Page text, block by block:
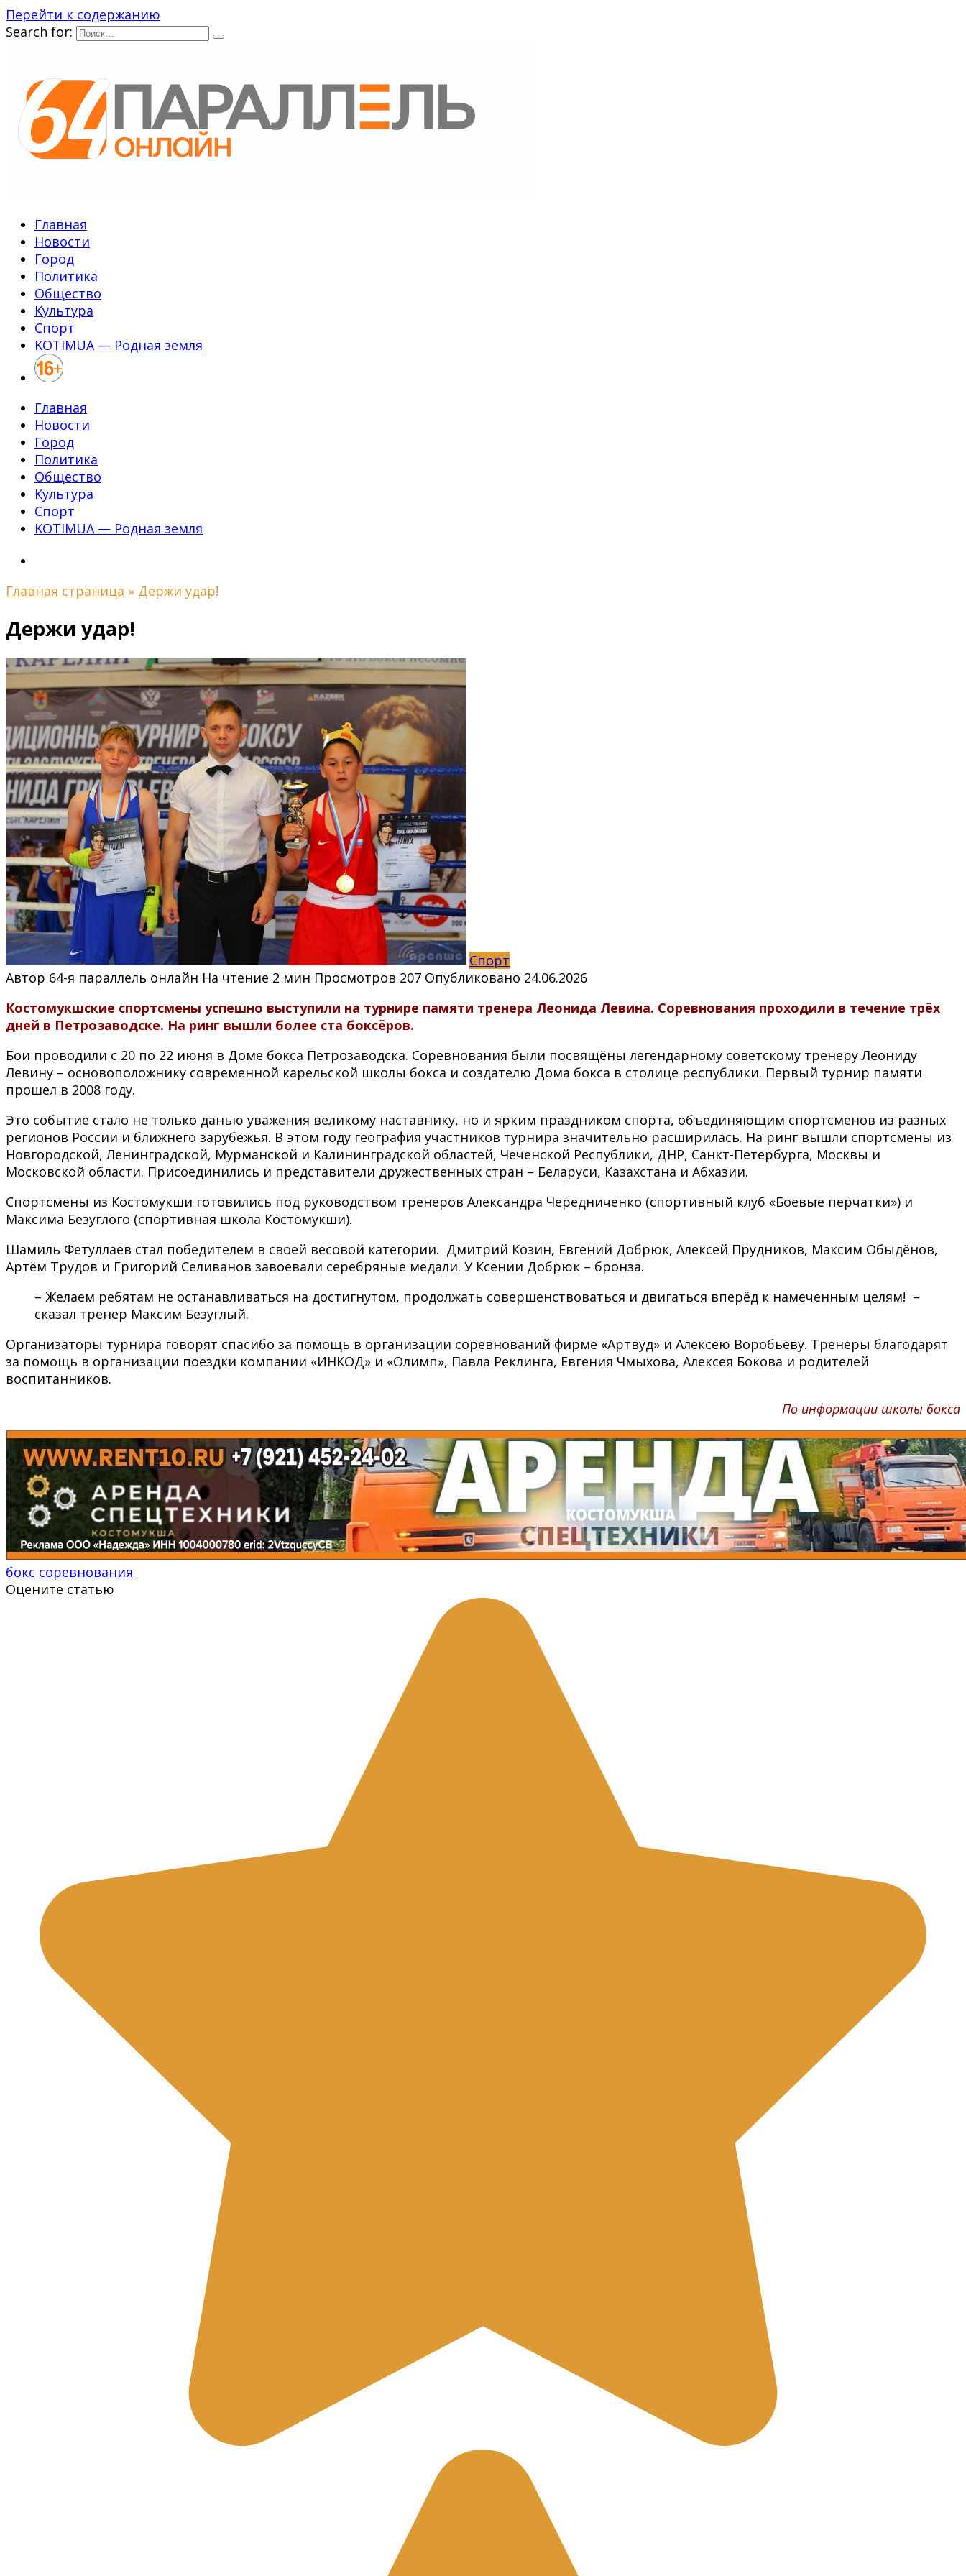
Перейти к содержанию
Search for:
Главная
Новости
Город
Политика
Общество
Культура
Спорт
KOTIMUA — Родная земля
Главная
Новости
Город
Политика
Общество
Культура
Спорт
KOTIMUA — Родная земля
Главная страница » Держи удар!
Держи удар!
Спорт
Автор 64-я параллель онлайн На чтение 2 мин Просмотров 207 Опубликовано 24.06.2026
Костомукшские спортсмены успешно выступили на турнире памяти тренера Леонида Левина. Соревнования проходили в течение трёх
дней в Петрозаводске. На ринг вышли более ста боксёров.
Бои проводили с 20 по 22 июня в Доме бокса Петрозаводска. Соревнования были посвящёны легендарному советскому тренеру Леониду
Левину – основоположнику современной карельской школы бокса и создателю Дома бокса в столице республики. Первый турнир памяти
прошел в 2008 году.
Это событие стало не только данью уважения великому наставнику, но и ярким праздником спорта, объединяющим спортсменов из разных
регионов России и ближнего зарубежья. В этом году география участников турнира значительно расширилась. На ринг вышли спортсмены из
Новгородской, Ленинградской, Мурманской и Калининградской областей, Чеченской Республики, ДНР, Санкт-Петербурга, Москвы и
Московской области. Присоединились и представители дружественных стран – Беларуси, Казахстана и Абхазии.
Спортсмены из Костомукши готовились под руководством тренеров Александра Чередниченко (спортивный клуб «Боевые перчатки») и
Максима Безуглого (спортивная школа Костомукши).
Шамиль Фетуллаев стал победителем в своей весовой категории. Дмитрий Козин, Евгений Добрюк, Алексей Прудников, Максим Обыдёнов,
Артём Трудов и Григорий Селиванов завоевали серебряные медали. У Ксении Добрюк – бронза.
– Желаем ребятам не останавливаться на достигнутом, продолжать совершенствоваться и двигаться вперёд к намеченным целям! –
сказал тренер Максим Безуглый.
Организаторы турнира говорят спасибо за помощь в организации соревнований фирме «Артвуд» и Алексею Воробьёву. Тренеры благодарят
за помощь в организации поездки компании «ИНКОД» и «Олимп», Павла Реклинга, Евгения Чмыхова, Алексея Бокова и родителей
воспитанников.
По информации школы бокса
бокс соревнования
Оцените статью